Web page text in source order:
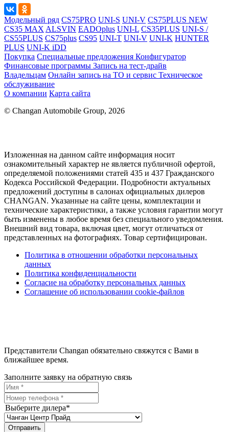
Модельный ряд CS75PRO UNI-S UNI-V CS75PLUS NEW
CS35 MAX ALSVIN EADOplus UNI-L CS35PLUS UNI-S /
CS55PLUS CS75plus CS95 UNI-T UNI-V UNI-K HUNTER
PLUS UNI-K iDD
Покупка Специальные предложения Конфигуратор
Финансовые программы Запись на тест-драйв
Владельцам Онлайн запись на ТО и сервис Техническое
обслуживание
О компании Карта сайта
© Changan Automobile Group, 2026
Изложенная на данном сайте информация носит
ознакомительный характер не является публичной офертой,
определяемой положениями статей 435 и 437 Гражданского
Кодекса Российской Федерации. Подробности актуальных
предложений доступны в салонах официальных дилеров
CHANGAN. Указанные на сайте цены, комплектации и
технические характеристики, а также условия гарантии могут
быть изменены в любое время без специального уведомления.
Внешний вид товара, включая цвет, могут отличаться от
представленных на фотографиях. Товар сертифицирован.
Политика в отношении обработки персональных
данных
Политика конфиденциальности
Согласие на обработку персональных данных
Соглашение об использовании cookie-файлов
Представители Changan обязательно свяжутся с Вами в
ближайшее время.
Заполните заявку на обратную связь
Выберите дилера*
Отправить